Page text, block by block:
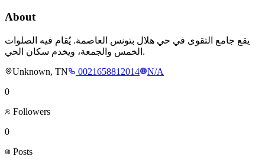
About
يقع جامع التقوى في حي هلال بتونس العاصمة. يُقام فيه الصلوات
الخمس والجمعة، ويخدم سكان الحي.
Unknown, TN
0021658812014
N/A
0
Followers
0
Posts